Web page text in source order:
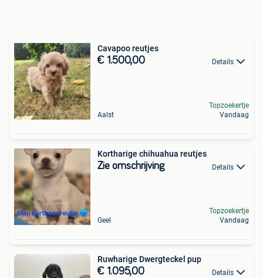
Cavapoo reutjes
€ 1.500,00 Details
Aalst
Topzoekertje
Vandaag
Kortharige chihuahua reutjes
Zie omschrijving Details
Geel
Topzoekertje
Vandaag
Ruwharige Dwergteckel pup
€ 1.095,00 Details